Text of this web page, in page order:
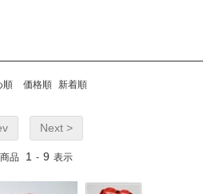
順 価格順 新着順
Next >
商品 1 - 9 表示